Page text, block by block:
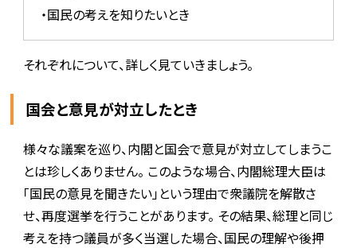
・国民の考えを知りたいとき
それぞれについて、詳しく見ていきましょう。
国会と意見が対立したとき
様々な議案を巡り、内閣と国会で意見が対立してしまうこ
とは珍しくありません。 このような場合、内閣総理大臣は
「国民の意見を聞きたい」という理由で衆議院を解散さ
せ、再度選挙を行うことがあります。 その結果、総理と同じ
考えを持つ議員が多く当選した場合、国民の理解や後押